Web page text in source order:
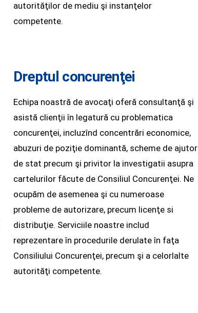
autorităţilor de mediu şi instanţelor
competente.
Dreptul concurenţei
Echipa noastră de avocaţi oferă consultanţă şi
asistă clienţii în legatură cu problematica
concurenţei, incluzînd concentrări economice,
abuzuri de poziţie dominantă, scheme de ajutor
de stat precum şi privitor la investigatii asupra
cartelurilor făcute de Consiliul Concurenţei. Ne
ocupăm de asemenea şi cu numeroase
probleme de autorizare, precum licenţe si
distribuţie. Serviciile noastre includ
reprezentare în procedurile derulate în faţa
Consiliului Concurenţei, precum şi a celorlalte
autorităţi competente.